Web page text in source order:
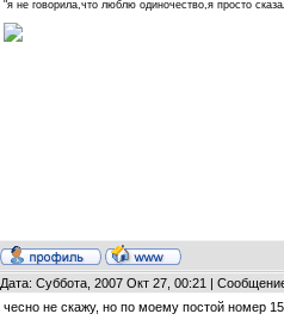
"я не говорила,что люблю одиночество,я просто
Дата: Суббота, 2007 Окт 27, 00:21 |
чесно не скажу, но по моему постой номер